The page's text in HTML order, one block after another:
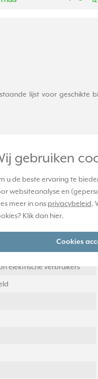
gebruiken
u de beste ervaring te
websiteanalyse en
meer in ons privacybeleid.
Klik dan hier.
Cookies
lijst voor geschikte
DSTE, 1720 NE, 1723 NE, 1708 IE
die vóór 2019 zijn
elektrische verbruikers